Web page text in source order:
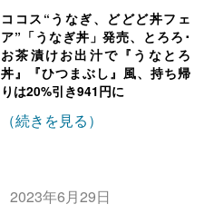
ココス“うなぎ、どどど丼フェ
ア”「うなぎ丼」発売、とろろ･
お茶漬けお出汁で『うなとろ
丼』『ひつまぶし』風、持ち帰
りは20%引き941円に
（続きを見る）
2023年6月29日